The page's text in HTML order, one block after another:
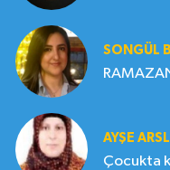
SONGÜL
AYŞE
Çocukta